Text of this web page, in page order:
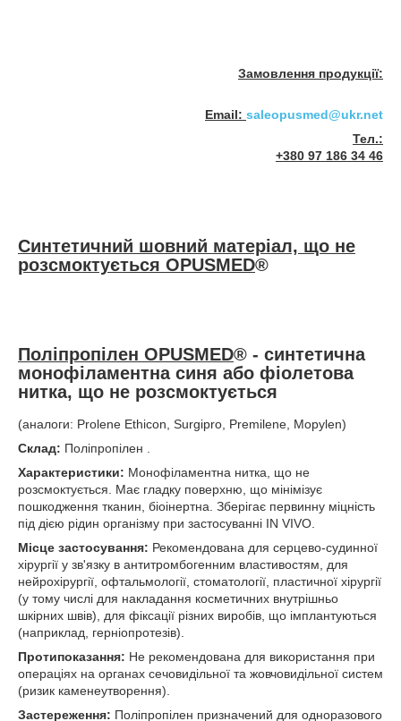
Замовлення продукції:
Email: saleopusmed@ukr.net
Тел.:
+380 97 186 34 46
Синтетичний шовний матеріал, що не
розсмоктується OPUSMED®
Поліпропілен OPUSMED® - синтетична
монофіламентна синя або фіолетова
нитка, що не розсмоктується
(аналоги: Prolene Ethicon, Surgipro, Premilene, Mopylen)
Склад: Поліпропілен .
Характеристики: Монофіламентна нитка, що не
розсмоктується. Має гладку поверхню, що мінімізує
пошкодження тканин, біоінертна. Зберігає первинну міцність
під дією рідин організму при застосуванні IN VIVO.
Місце застосування: Рекомендована для серцево-судинної
хірургії у зв'язку в антитромбогенним властивостям, для
нейрохірургії, офтальмології, стоматології, пластичної хірургії
(у тому числі для накладання косметичних внутрішньо
шкірних швів), для фіксації різних виробів, що імплантуються
(наприклад, герніопротезів).
Протипоказання: Не рекомендована для використання при
операціях на органах сечовидільної та жовчовидільної систем
(ризик каменеутворення).
Застереження: Поліпропілен призначений для одноразового